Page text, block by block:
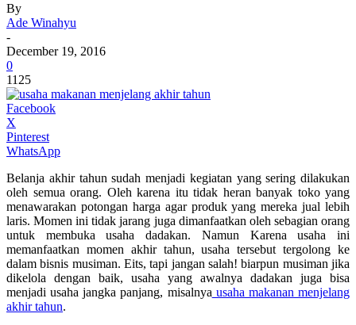
By
Ade Winahyu
-
December 19, 2016
0
1125
Facebook
X
Pinterest
WhatsApp
Belanja akhir tahun sudah menjadi kegiatan yang sering dilakukan
oleh semua orang. Oleh karena itu tidak heran banyak toko yang
menawarakan potongan harga agar produk yang mereka jual lebih
laris. Momen ini tidak jarang juga dimanfaatkan oleh sebagian orang
untuk membuka usaha dadakan. Namun Karena usaha ini
memanfaatkan momen akhir tahun, usaha tersebut tergolong ke
dalam bisnis musiman. Eits, tapi jangan salah! biarpun musiman jika
dikelola dengan baik, usaha yang awalnya dadakan juga bisa
menjadi usaha jangka panjang, misalnya usaha makanan menjelang
akhir tahun.